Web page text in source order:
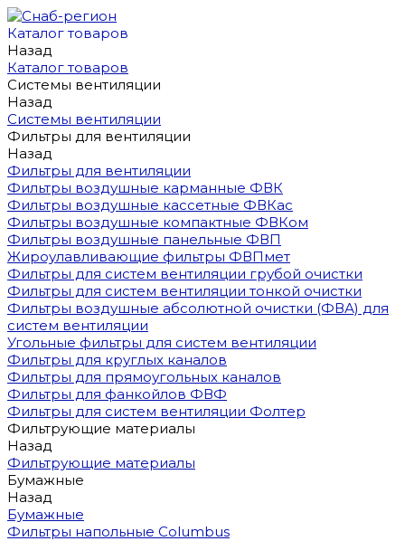
Каталог товаров
Назад
Каталог товаров
Системы вентиляции
Назад
Системы вентиляции
Фильтры для вентиляции
Назад
Фильтры для вентиляции
Фильтры воздушные карманные ФВК
Фильтры воздушные кассетные ФВКас
Фильтры воздушные компактные ФВКом
Фильтры воздушные панельные ФВП
Жироулавливающие фильтры ФВПмет
Фильтры для систем вентиляции грубой очистки
Фильтры для систем вентиляции тонкой очистки
Фильтры воздушные абсолютной очистки (ФВА) для
систем вентиляции
Угольные фильтры для систем вентиляции
Фильтры для круглых каналов
Фильтры для прямоугольных каналов
Фильтры для фанкойлов ФВФ
Фильтры для систем вентиляции Фолтер
Фильтрующие материалы
Назад
Фильтрующие материалы
Бумажные
Назад
Бумажные
Фильтры напольные Columbus